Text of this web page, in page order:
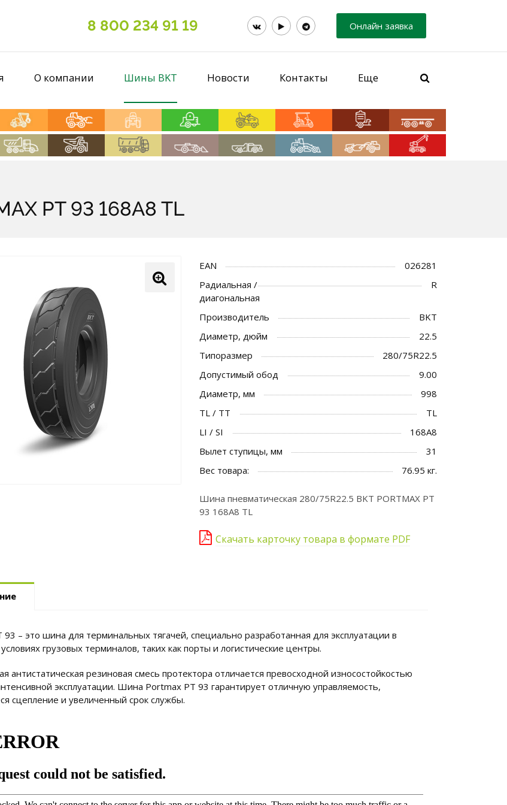
8 800 234 91 19 Онлайн заявка
О компании Шины BKT Новости Контакты Еще
PT 93 168A8 TL
EAN
026281
Радиальная /
диагональная
R
Производитель
BKT
Диаметр, дюйм
22.5
Типоразмер
280/75R22.5
Допустимый обод
9.00
Диаметр, мм
998
TL / TT
TL
LI / SI
168A8
Вылет ступицы, мм
31
Вес товара:
76.95 кг.
Шина пневматическая 280/75R22.5 BKT PORTMAX PT
93 168A8 TL
Скачать карточку товара в формате PDF
93 – это шина для терминальных тягачей, специально разработанная для эксплуатации в
грузовых терминалов, таких как порты и логистические центры.
антистатическая резиновая смесь протектора отличается превосходной износостойкостью
эксплуатации. Шина Portmax PT 93 гарантирует отличную управляемость,
сцепление и увеличенный срок службы.